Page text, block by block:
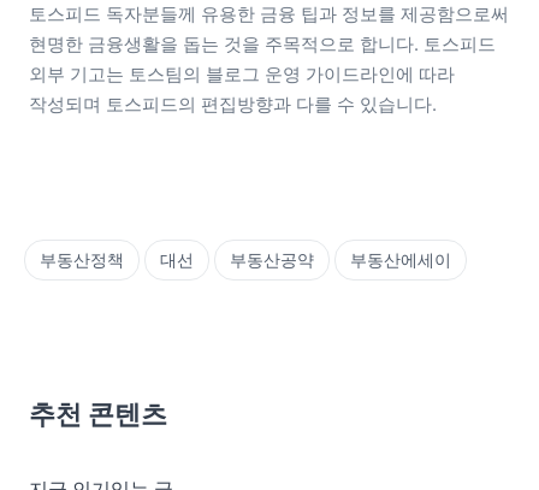
토스피드 독자분들께 유용한 금융 팁과 정보를 제공함으로써
현명한 금융생활을 돕는 것을 주목적으로 합니다. 토스피드
외부 기고는 토스팀의 블로그 운영 가이드라인에 따라
작성되며 토스피드의 편집방향과 다를 수 있습니다.
부동산정책 대선 부동산공약 부동산에세이
추천 콘텐츠